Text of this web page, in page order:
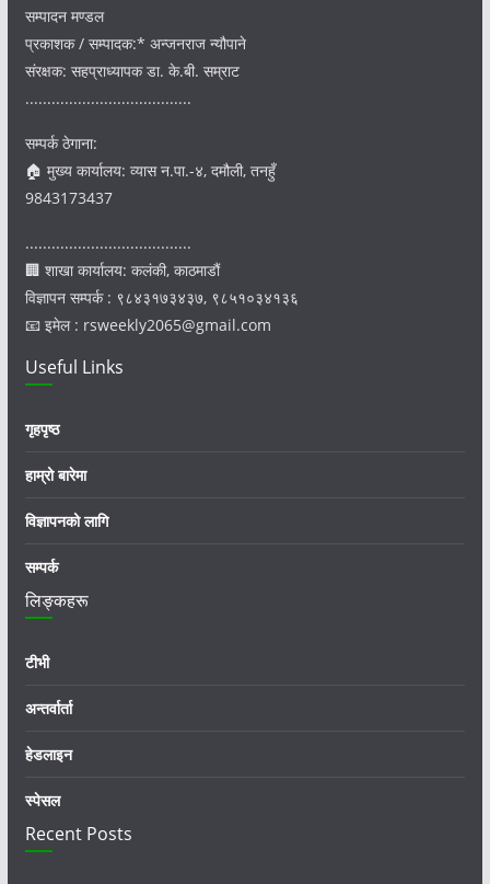
सम्पादन मण्डल
प्रकाशक / सम्पादक:* अन्जनराज न्यौपाने
संरक्षक: सहप्राध्यापक डा. के.बी. सम्राट
......................................
सम्पर्क ठेगाना:
🏠 मुख्य कार्यालय: व्यास न.पा.-४, दमौली, तनहुँ
9843173437
......................................
🏢 शाखा कार्यालय: कलंकी, काठमाडौं
विज्ञापन सम्पर्क : ९८४३१७३४३७, ९८५१०३४१३६
📧 इमेल : rsweekly2065@gmail.com
Useful Links
गृहपृष्ठ
हाम्रो बारेमा
विज्ञापनको लागि
सम्पर्क
लिङ्कहरू
टीभी
अन्तर्वार्ता
हेडलाइन
स्पेसल
Recent Posts